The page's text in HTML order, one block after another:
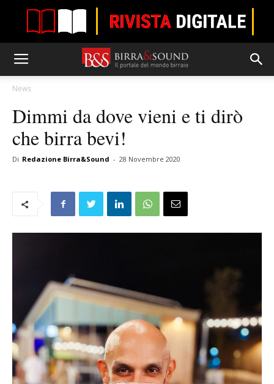
News
Dimmi da dove vieni e ti dirò
che birra bevi!
Di Redazione Birra&Sound - 28 Novembre 2020